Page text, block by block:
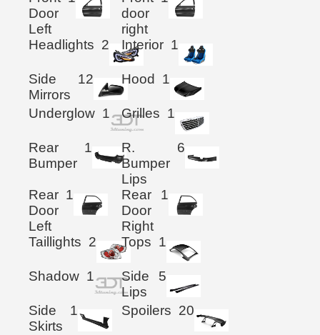
Door
Left
door
right
Headlights 2 Interior 1
Side
Mirrors
12 Hood 1
Underglow 1 Grilles 1
Rear
Bumper
1
R.
Bumper
Lips
6
Rear
Door
Left
1
Rear
Door
Right
1
Taillights 2 Tops 1
Shadow 1
Side
Lips
5
Side
Skirts
1 Spoilers 20